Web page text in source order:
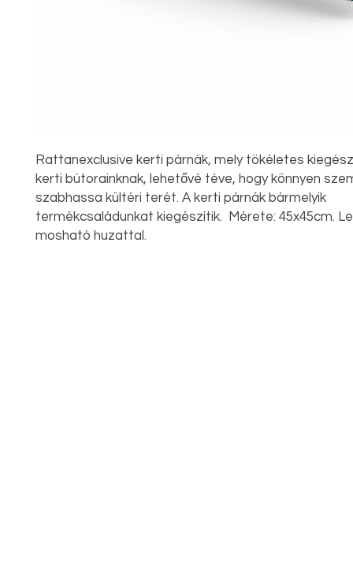
Rattanexclusive kerti párnák, mely tökéletes
kerti bútorainknak, lehetővé téve, hogy könnyen
szabhassa kültéri terét. A kerti párnák bármelyik
termékcsaládunkat kiegészítik. Mérete: 45x45cm.
mosható huzattal.